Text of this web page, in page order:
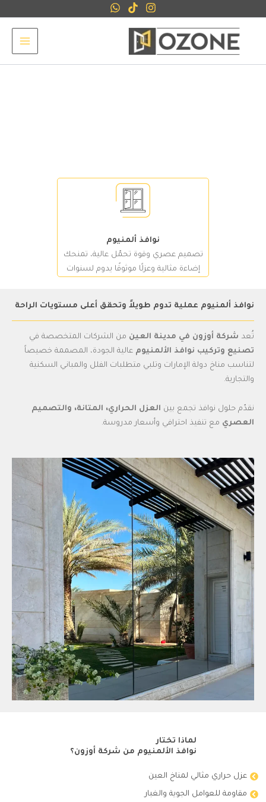
المحتوى
نوافذ ألمنيوم
تصميم عصري وقوة تحمّل عالية، تمنحك
إضاءة مثالية وعزلًا موثوقًا يدوم لسنوات
نوافذ ألمنيوم عملية تدوم طويلاً وتحقق أعلى مستويات الراحة
تُعد شركة أوزون في مدينة العين من الشركات المتخصصة في
تصنيع وتركيب نوافذ الألمنيوم عالية الجودة، المصممة خصيصاً
لتناسب مناخ دولة الإمارات وتلبي متطلبات الفلل والمباني السكنية
والتجارية.
نقدّم حلول نوافذ تجمع بين العزل الحراري، المتانة، والتصميم
العصري مع تنفيذ احترافي وأسعار مدروسة.
لماذا تختار
نوافذ الألمنيوم من شركة أوزون؟
عزل حراري مثالي لمناخ العين
مقاومة للعوامل الجوية والغبار